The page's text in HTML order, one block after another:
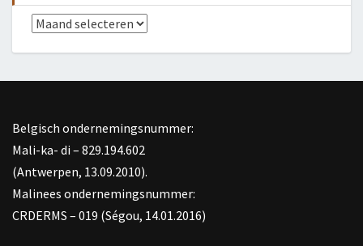
Archief
Belgisch ondernemingsnummer:
Mali-ka- di – 829.194.602
(Antwerpen, 13.09.2010).
Malinees ondernemingsnummer:
CRDERMS – 019 (Ségou, 14.01.2016)